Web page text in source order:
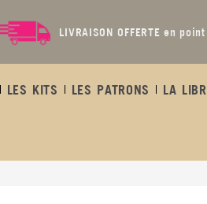
LIVRAISON OFFERTE en
LES KITS LES PATRONS LA